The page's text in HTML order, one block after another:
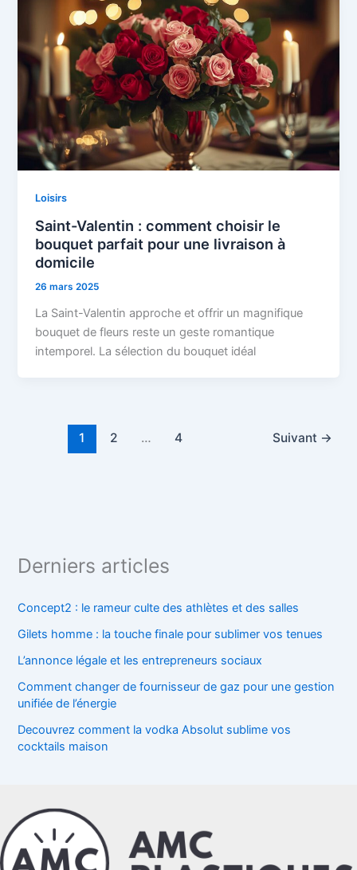
Loisirs
Saint-Valentin : comment choisir le
bouquet parfait pour une livraison à
domicile
26 mars 2025
La Saint-Valentin approche et offrir un magnifique
bouquet de fleurs reste un geste romantique
intemporel. La sélection du bouquet idéal
1 2 … 4 Suivant →
Derniers articles
Concept2 : le rameur culte des athlètes et des salles
Gilets homme : la touche finale pour sublimer vos tenues
L’annonce légale et les entrepreneurs sociaux
Comment changer de fournisseur de gaz pour une gestion
unifiée de l’énergie
Decouvrez comment la vodka Absolut sublime vos
cocktails maison